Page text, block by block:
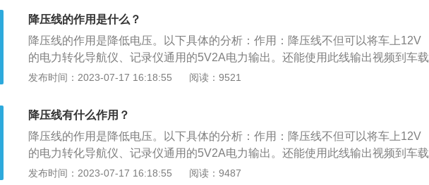
3.加强信号。汽车导航需要全球定位系统定位，就是靠天线来加强定位，还有汽
车收音机、调频。尤其是在信号不稳定的相对偏远的地方，效果更为明显；4.装
饰功能。有些天线安装在后面，主要是为了美化车辆和起到装饰作用；5.拦截无
线电波的传输。如果没有天线就会经常串台。汽车天线是拦截发射台发射的高频
电波并传输给汽车收音机、车载电话或无线电导航设备的接收机。
降压线的作用是什么？
降压线的作用是降低电压。以下具体的分析：作用：降压线不但可以将车上12V
的电力转化导航仪、记录仪通用的5V2A电力输出。还能使用此线输出视频到车载
DVD或其他AVIN（视频输入）的功能显示器上。降压线接线方法：将行车记录仪
直到保险盒附近。打开保险盒，找到ACC插口，降压线红线接ACC，黑线搭铁，
拧在保险盒螺丝上即可。
发布时间：2023-07-17 16:18:55 阅读：9521
降压线有什么作用？
降压线的作用是降低电压。以下具体的分析：作用：降压线不但可以将车上12V
的电力转化导航仪、记录仪通用的5V2A电力输出。还能使用此线输出视频到车载
DVD或其他AVIN（视频输入）的功能显示器上。降压线接线方法：将行车记录仪
发布时间：2023-07-17 16:18:55 阅读：9487